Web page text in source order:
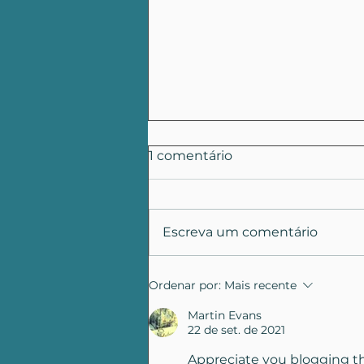
O que determinava a
suspensa pelo Congresso
1 comentário
Escreva um comentário
Ordenar por: Mais recente
Martin Evans
22 de set. de 2021
Appreciate you blogging